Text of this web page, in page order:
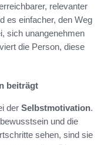
relevanter
es einfacher, den Weg
sich unangenehmen
die Person, diese
beiträgt
der Selbstmotivation.
und die
sehen, sind sie